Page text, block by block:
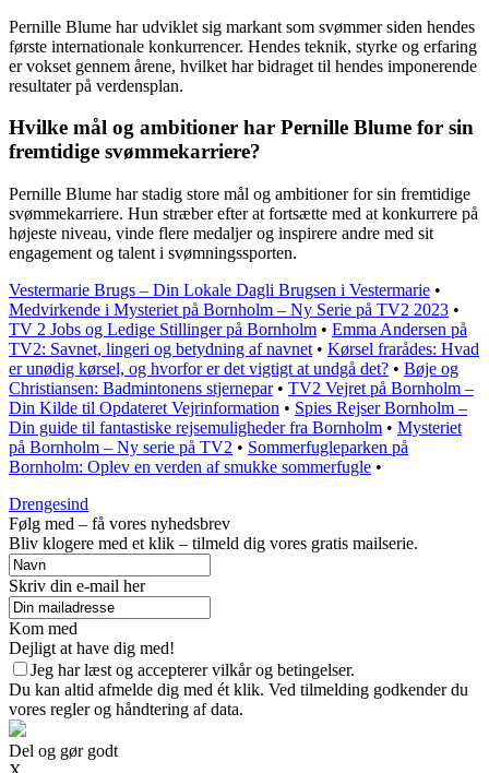
Pernille Blume har udviklet sig markant som svømmer siden hendes
første internationale konkurrencer. Hendes teknik, styrke og erfaring
er vokset gennem årene, hvilket har bidraget til hendes imponerende
resultater på verdensplan.
Hvilke mål og ambitioner har Pernille Blume for sin
fremtidige svømmekarriere?
Pernille Blume har stadig store mål og ambitioner for sin fremtidige
svømmekarriere. Hun stræber efter at fortsætte med at konkurrere på
højeste niveau, vinde flere medaljer og inspirere andre med sit
engagement og talent i svømningssporten.
Vestermarie Brugs – Din Lokale Dagli Brugsen i Vestermarie •
Medvirkende i Mysteriet på Bornholm – Ny Serie på TV2 2023 •
TV 2 Jobs og Ledige Stillinger på Bornholm • Emma Andersen på
TV2: Savnet, lingeri og betydning af navnet • Kørsel frarådes: Hvad
er unødig kørsel, og hvorfor er det vigtigt at undgå det? • Bøje og
Christiansen: Badmintonens stjernepar• TV2 Vejret på Bornholm –
Din Kilde til Opdateret Vejrinformation • Spies Rejser Bornholm –
Din guide til fantastiske rejsemuligheder fra Bornholm • Mysteriet
på Bornholm – Ny serie på TV2 • Sommerfugleparken på
Bornholm: Oplev en verden af smukke sommerfugle •
Drengesind
Følg med – få vores nyhedsbrev
Bliv klogere med et klik – tilmeld dig vores gratis mailserie.
Skriv din e-mail her
Kom med
Dejligt at have dig med!
Jeg har læst og accepterer vilkår og betingelser.
Du kan altid afmelde dig med ét klik. Ved tilmelding godkender du
vores regler og håndtering af data.
Del og gør godt